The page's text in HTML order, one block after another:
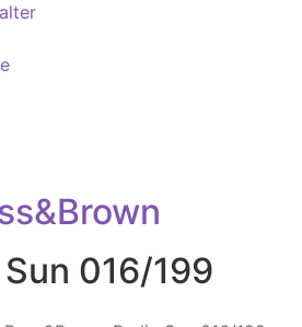
016/199